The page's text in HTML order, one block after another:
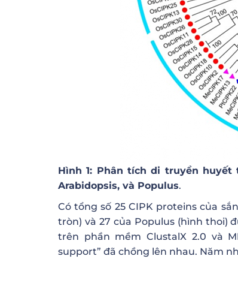
Hình 1: Phân tích di truyền huyết
Arabidopsis, và Populus.
Có tổng số 25 CIPK proteins của
tròn) và 27 của Populus (hình thoi)
trên phần mềm ClustalX 2.0 và
support” đã chồng lên nhau. Năm